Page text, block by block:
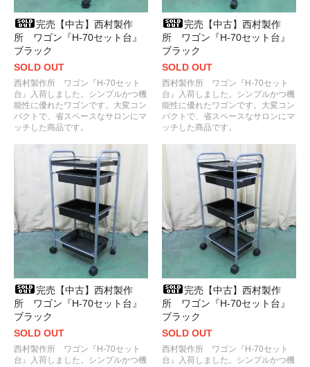
完売【中古】西村製作
所 ワゴン『H-70セット台』
ブラック
SOLD OUT
西村製作所 ワゴン『H-70セット
台』入荷しました。シンプルかつ機
能性に優れたワゴンです。大変コン
パクトで、省スペースなサロンにマ
ッチした商品です。
完売【中古】西村製作
所 ワゴン『H-70セット台』
ブラック
SOLD OUT
西村製作所 ワゴン『H-70セット
台』入荷しました。シンプルかつ機
能性に優れたワゴンです。大変コン
パクトで、省スペースなサロンにマ
ッチした商品です。
完売【中古】西村製作
所 ワゴン『H-70セット台』
ブラック
SOLD OUT
西村製作所 ワゴン『H-70セット
台』入荷しました。シンプルかつ機
完売【中古】西村製作
所 ワゴン『H-70セット台』
ブラック
SOLD OUT
西村製作所 ワゴン『H-70セット
台』入荷しました。シンプルかつ機